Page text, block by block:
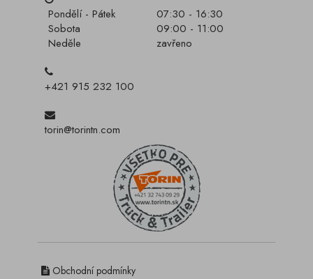
Pondělí - Pátek
07:30 - 16:30
Sobota
09:00 - 11:00
Neděle
zavřeno
+421 915 232 100
torin@torintn.com
Obchodní podmínky